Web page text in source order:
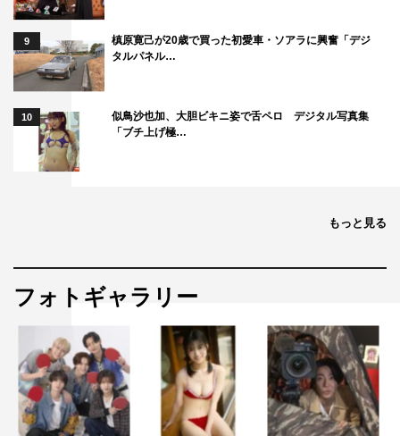
9
槙原寛己が20歳で買った初愛車・ソアラに興奮「デジ
タルパネル…
10
似鳥沙也加、大胆ビキニ姿で舌ペロ デジタル写真集
「ブチ上げ極…
もっと見る
フォトギャラリー